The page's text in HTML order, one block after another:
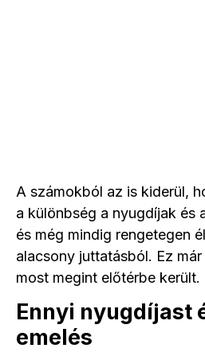
A számokból az is kiderül,
a különbség a nyugdíjak és
és még mindig rengetegen
alacsony juttatásból. Ez
most megint előtérbe került.
Ennyi nyugdíjast
emelés